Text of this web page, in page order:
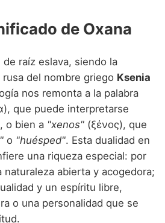
Niña que empiezan por U
Niña que empiezan por V
Niña que empiezan por W
Niña que empiezan por X
Niña que empiezan por Y
Niña que empiezan por Z
de Oxana
de raíz eslava, siendo la
del nombre griego Ksenia
nos remonta a la palabra
que puede interpretarse
, o bien a "xenos" (ξένος), que
o "huésped". Esta dualidad en
una riqueza especial: por
naturaleza abierta y acogedora;
y un espíritu libre,
o una personalidad que se